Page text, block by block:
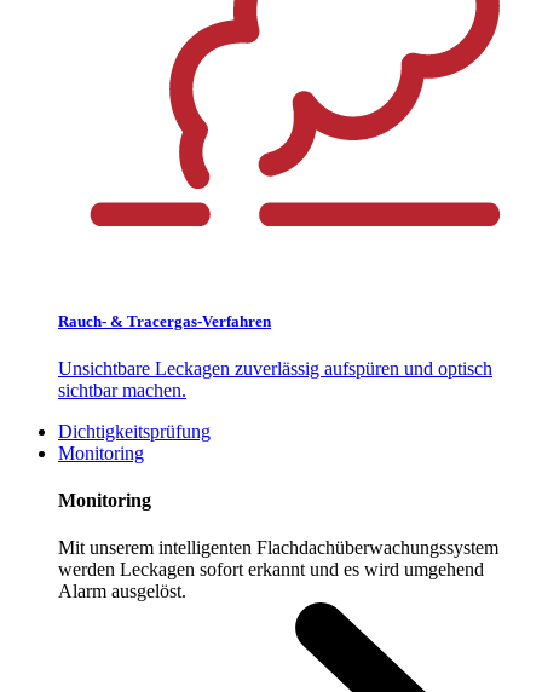
Rauch- & Tracergas-Verfahren
Unsichtbare Leckagen zuverlässig aufspüren und optisch
sichtbar machen.
Dichtigkeitsprüfung
Monitoring
Monitoring
Mit unserem intelligenten Flachdachüberwachungssystem
werden Leckagen sofort erkannt und es wird umgehend
Alarm ausgelöst.